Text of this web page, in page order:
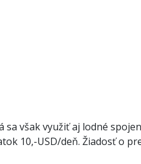
sa však využiť aj lodné
10,-USD/deň. Žiadosť o